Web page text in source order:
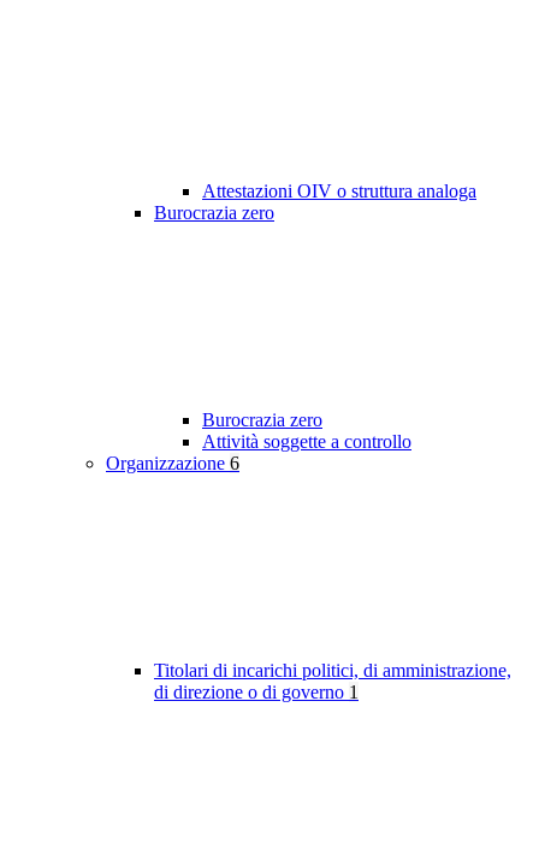
Attestazioni OIV o struttura analoga
Burocrazia zero
Burocrazia zero
Attività soggette a controllo
Organizzazione 6
Titolari di incarichi politici, di amministrazione,
di direzione o di governo 1